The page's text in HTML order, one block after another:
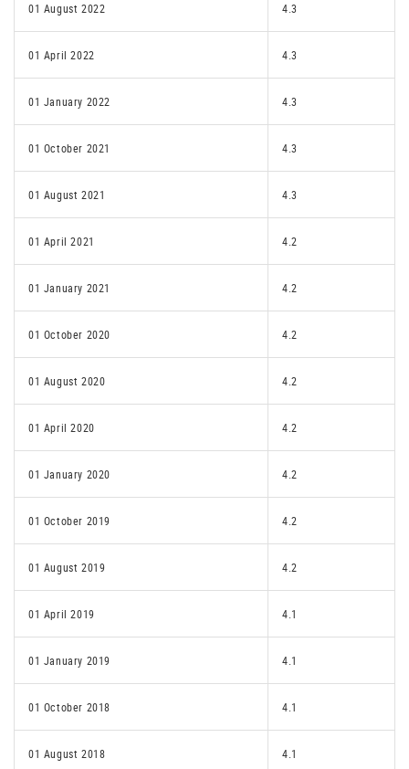
01 August 2022 4.3
01 April 2022 4.3
01 January 2022 4.3
01 October 2021 4.3
01 August 2021 4.3
01 April 2021 4.2
01 January 2021 4.2
01 October 2020 4.2
01 August 2020 4.2
01 April 2020 4.2
01 January 2020 4.2
01 October 2019 4.2
01 August 2019 4.2
01 April 2019 4.1
01 January 2019 4.1
01 October 2018 4.1
01 August 2018 4.1